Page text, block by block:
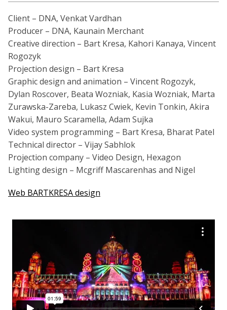
Contacto
Entrar
Crear Cuenta
Client – DNA, Venkat Vardhan
Producer – DNA, Kaunain Merchant
Creative direction – Bart Kresa, Kahori Kanaya, Vincent
Rogozyk
Projection design – Bart Kresa
Graphic design and animation – Vincent Rogozyk,
Dylan Roscover, Beata Wozniak, Kasia Wozniak, Marta
Zurawska-Zareba, Lukasz Cwiek, Kevin Tonkin, Akira
Wakui, Mauro Scaramella, Adam Sujka
Video system programming – Bart Kresa, Bharat Patel
Technical director – Vijay Sabhlok
Projection company – Video Design, Hexagon
Lighting design – Mcgriff Mascarenhas and Nigel
Web BARTKRESA design